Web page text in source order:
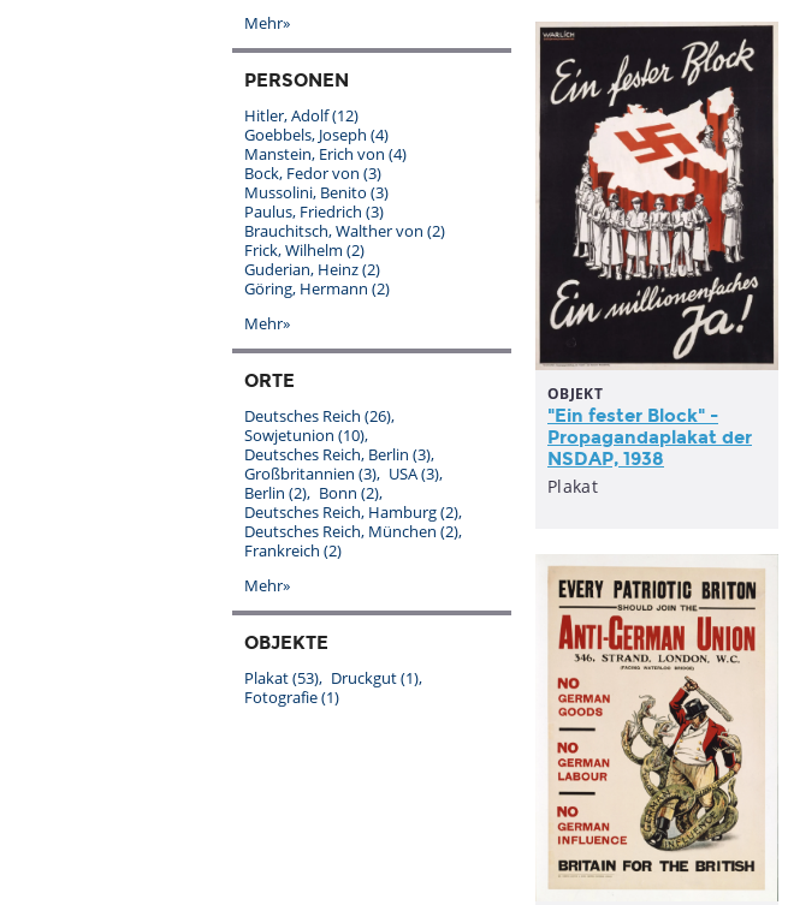
OBJEKT
"Ein fester Block" -
Propagandaplakat der
NSDAP, 1938
Plakat
Mehr»
PERSONEN
Hitler, Adolf(12)
Goebbels, Joseph (4)
Manstein, Erich von (4)
Bock, Fedor von (3)
Mussolini, Benito (3)
Paulus, Friedrich (3)
Brauchitsch, Walther von (2)
Frick, Wilhelm (2)
Guderian, Heinz(2)
Göring, Hermann (2)
Mehr»
ORTE
Deutsches Reich (26)
Sowjetunion (10)
Deutsches Reich, Berlin (3)
Großbritannien (3) USA(3)
Berlin (2) Bonn (2)
Deutsches Reich, Hamburg(2)
Deutsches Reich, München (2)
Frankreich (2)
Mehr»
OBJEKTE
Plakat(53) Druckgut(1)
Fotografie(1)